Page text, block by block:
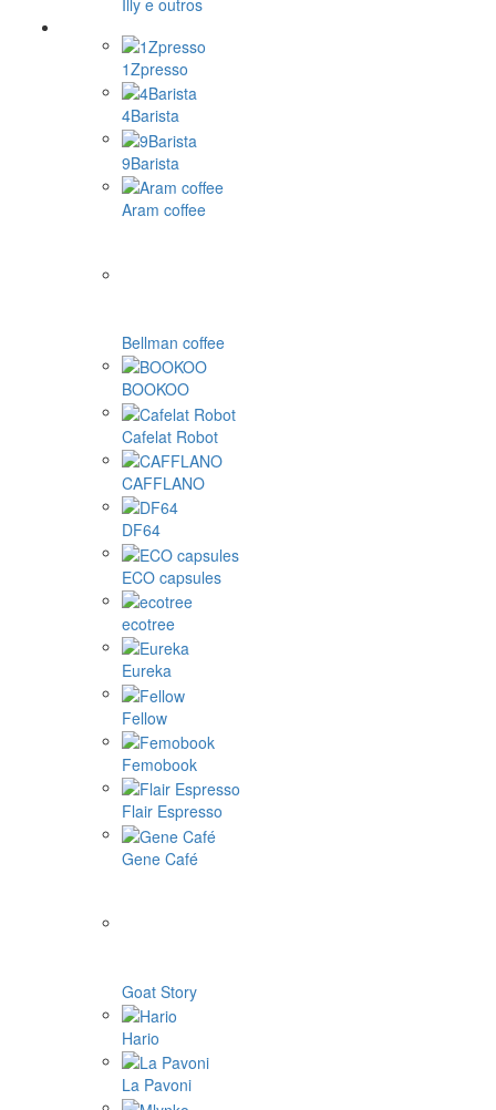
1Zpresso
4Barista
9Barista
Aram coffee
Bellman coffee
BOOKOO
Cafelat Robot
CAFFLANO
DF64
ECO capsules
ecotree
Eureka
Fellow
Femobook
Flair Espresso
Gene Café
Goat Story
Hario
La Pavoni